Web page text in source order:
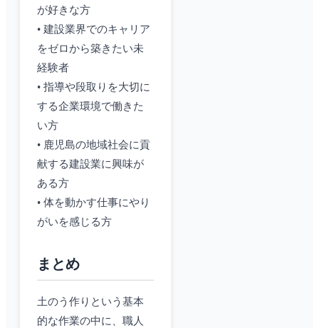
が好きな方
• 建設業界でのキャリア
をゼロから築きたい未
経験者
• 指導や段取りを大切に
する企業環境で働きた
い方
• 鹿児島の地域社会に貢
献する建設業に興味が
ある方
• 体を動かす仕事にやり
がいを感じる方
まとめ
土のう作りという基本
的な作業の中に、職人